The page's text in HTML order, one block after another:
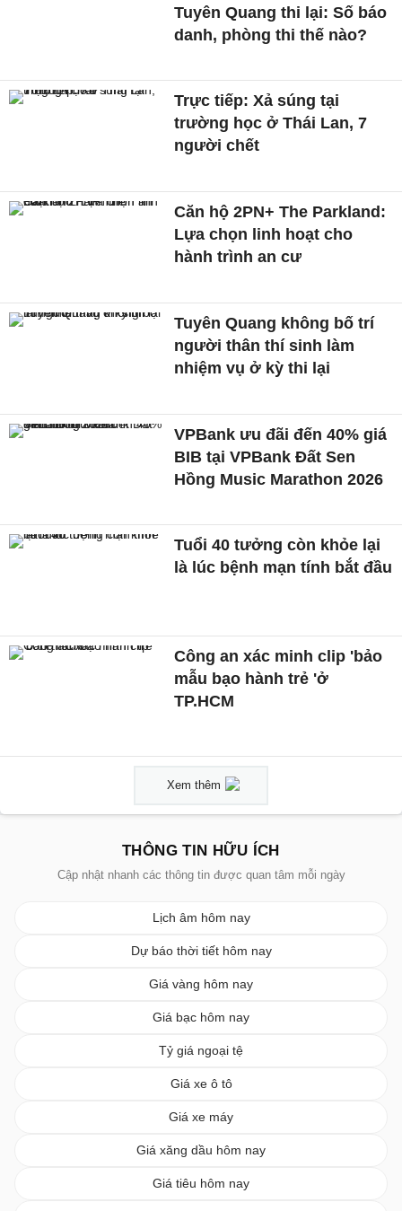
Tuyên Quang thi lại: Số báo
danh, phòng thi thế nào?
Trực tiếp: Xả súng tại
trường học ở Thái Lan, 7
người chết
Căn hộ 2PN+ The Parkland:
Lựa chọn linh hoạt cho
hành trình an cư
Tuyên Quang không bố trí
người thân thí sinh làm
nhiệm vụ ở kỳ thi lại
VPBank ưu đãi đến 40% giá
BIB tại VPBank Đất Sen
Hồng Music Marathon 2026
Tuổi 40 tưởng còn khỏe lại
là lúc bệnh mạn tính bắt đầu
Công an xác minh clip 'bảo
mẫu bạo hành trẻ 'ở
TP.HCM
Xem thêm
THÔNG TIN HỮU ÍCH
Cập nhật nhanh các thông tin được quan tâm mỗi ngày
Lịch âm hôm nay
Dự báo thời tiết hôm nay
Giá vàng hôm nay
Giá bạc hôm nay
Tỷ giá ngoại tệ
Giá xe ô tô
Giá xe máy
Giá xăng dầu hôm nay
Giá tiêu hôm nay